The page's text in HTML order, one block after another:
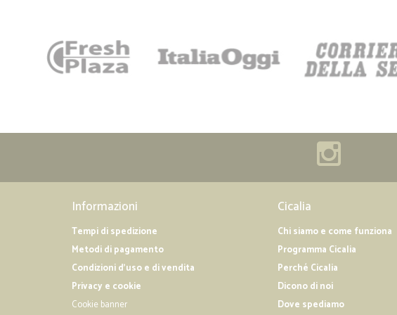
Informazioni
Tempi di spedizione
Metodi di pagamento
Condizioni d'uso e di vendita
Privacy e cookie
Cookie banner
Cicalia
Chi siamo e come funziona
Programma Cicalia
Perché Cicalia
Dicono di noi
Dove spediamo